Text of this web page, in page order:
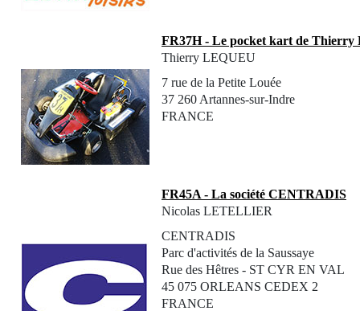
FR37H - Le pocket kart de Thierry
Thierry LEQUEU
7 rue de la Petite Louée
37 260 Artannes-sur-Indre
FRANCE
FR45A - La société CENTRADIS
Nicolas LETELLIER
CENTRADIS
Parc d'activités de la Saussaye
Rue des Hêtres - ST CYR EN VAL
45 075 ORLEANS CEDEX 2
FRANCE